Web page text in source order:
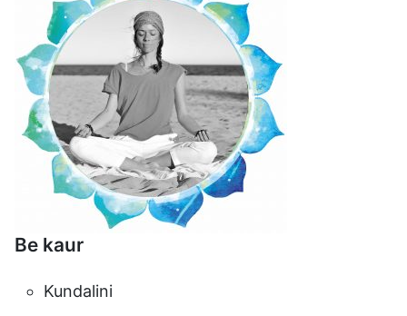
Be kaur
Kundalini